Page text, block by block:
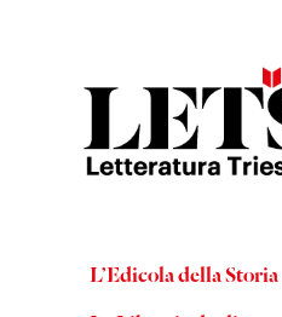
L’Edicola della Storia